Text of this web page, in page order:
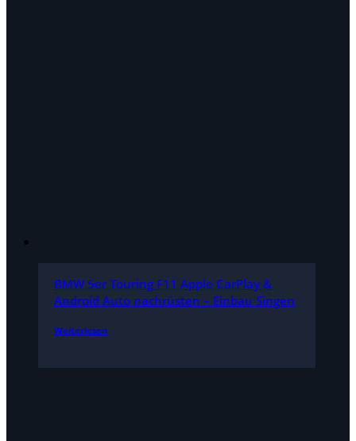
BMW 5er Touring F11 Apple CarPlay &
Android Auto nachrüsten – Einbau Singen
Weiterlesen